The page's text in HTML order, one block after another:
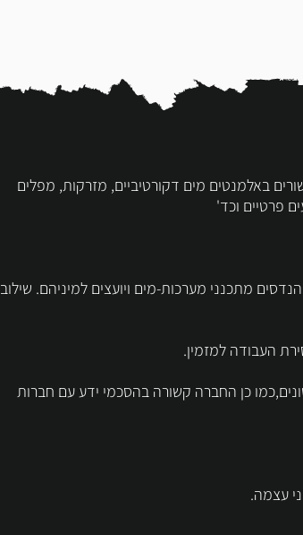
הקשורים באלמנטים מים דקורטיביים, מזרקות, מפלים
פרטיים וכד'
מתכנני מערכות-מים ויועצים למיניהם. שילוב
העבודה למזמין.
כן החברה קשורה בהסכמי ידע עם חברות
עצמה.